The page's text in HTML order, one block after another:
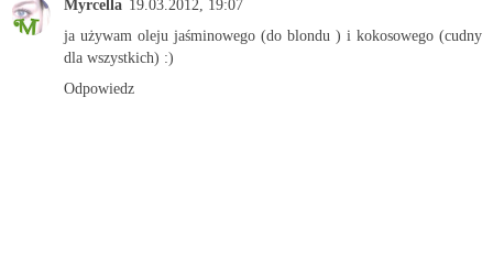
Myrcella 19.03.2012, 19:07
ja używam oleju jaśminowego (do blondu ) i kokosowego (cudny
dla wszystkich) :)
Odpowiedz